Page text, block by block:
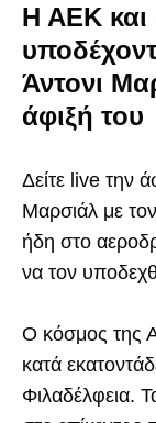
Η ΑΕΚ και
Άντονι
άφιξή του
Δείτε live την
Μαρσιάλ με
ήδη στο
να τον
Ο κόσμος της
κατά
Φιλαδέλφεια.